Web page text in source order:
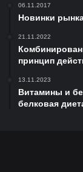
06.11.2017
Новинки
21.11.2022
принцип
13.11.2023
Витамины и
белковая